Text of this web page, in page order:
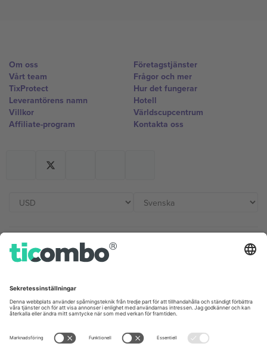
Om oss
Vårt team
TixProtect
Leverantörens namn
Villkor
Affiliate-program
Företagstjänster
Frågor och mer
Hur det fungerar
Hotell
Världscupcentrum
Kontakta oss
Kontor och support
Unter den Linden 24, 10117
Berlin, Germany
London, EC1V 1AW, United
Kingdom
United States
Switzerland